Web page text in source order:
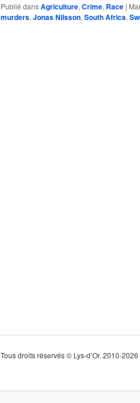
Publié dansAgriculture, Crime, Race |
murders, Jonas Nilsson, South Africa,
Tous droits réservés © Lys-d’Or. 2010-2026